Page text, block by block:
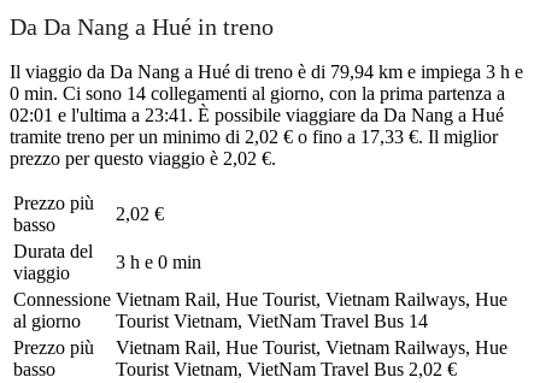
Da Da Nang a Hué in treno
Il viaggio da Da Nang a Hué di treno è di 79,94 km e impiega 3 h e
0 min. Ci sono 14 collegamenti al giorno, con la prima partenza a
02:01 e l'ultima a 23:41. È possibile viaggiare da Da Nang a Hué
tramite treno per un minimo di 2,02 € o fino a 17,33 €. Il miglior
prezzo per questo viaggio è 2,02 €.
Prezzo più
basso
2,02 €
Durata del
viaggio
3 h e 0 min
Connessione
al giorno
Vietnam Rail, Hue Tourist, Vietnam Railways, Hue
Tourist Vietnam, VietNam Travel Bus 14
Prezzo più
basso
Vietnam Rail, Hue Tourist, Vietnam Railways, Hue
Tourist Vietnam, VietNam Travel Bus 2,02 €